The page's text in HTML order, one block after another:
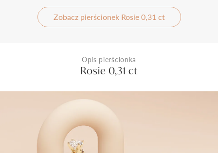
Zobacz pierścionek Rosie 0,31 ct
Opis pierścionka
Rosie 0,31 ct